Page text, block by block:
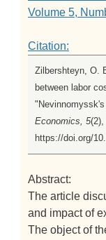
Volume 5,
Citation:
Zilbershteyn, O.
between labor
Economics, 5(2),
https://doi.org/
Abstract:
The article
and impact of
The object of